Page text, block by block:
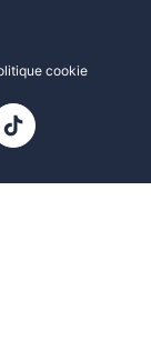
cookie